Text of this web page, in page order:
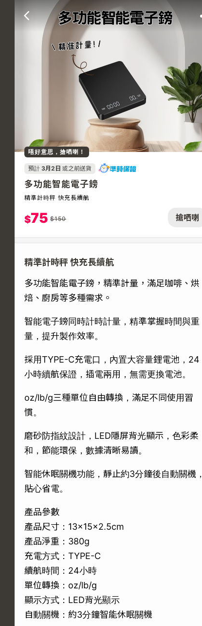
搶哂喇
唔好意思，搶哂喇！
預計 3月2日 或之前送貨
多功能智能電子鎊
精準計時秤 快充長續航
$75 $150
精準計時秤 快充長續航
多功能智能電子鎊，精準計量，滿足咖啡、烘
焙、廚房等多種需求。
智能電子鎊同時計時計量，精準掌握時間與重
量，提升製作效率。
採用TYPE-C充電口，內置大容量鋰電池，24
小時續航保證，插電兩用，無需更換電池。
oz/lb/g三種單位自由轉換，滿足不同使用習
慣。
磨砂防指紋設計，LED隱屏背光顯示，色彩柔
和，節能環保，數據清晰易讀。
智能休眠關機功能，靜止約3分鐘後自動關機，
貼心省電。
產品參數
產品尺寸：13×15×2.5cm
產品淨重：380g
充電方式：TYPE-C
續航時間：24小時
單位轉換：oz/lb/g
顯示方式：LED背光顯示
自動關機：約3分鐘智能休眠關機